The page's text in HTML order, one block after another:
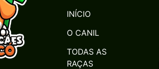
INÍCIO
O CANIL
TODAS AS
RAÇAS